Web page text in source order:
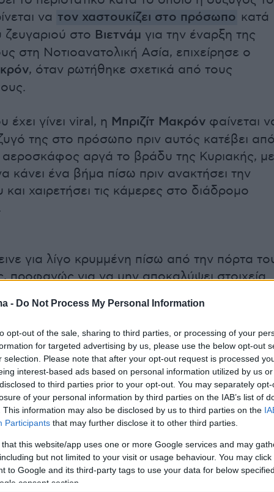
- Do Not Process My Personal Information
opt-out of the sale, sharing to third parties, or processing of your
for targeted advertising by us, please use the below opt-out
selection. Please note that after your opt-out request is processed
interest-based ads based on personal information utilized by us
to third parties prior to your opt-out. You may separately
of your personal information by third parties on the IAB’s list of
This information may also be disclosed by us to third parties on the
Participants that may further disclose it to other third parties.
that this website/app uses one or more Google services and may
but not limited to your visit or usage behaviour. You may
to Google and its third-party tags to use your data for below
consent section.
να τον χαστουκίζει στο πρόσωπο κατά
ζευγαριού στο Βιετνάμ για την έναρξη της
στη Νοτιοανατολική Ασία, επιχείρησε ο
, όταν ρωτήθηκε σχετικά από τους
έχει γίνει viral, η Μπριζίτ Μακρόν φαίνεται
της στο πρόσωπο πριν αυτός κατέβει από
αεροσκάφος αργά το βράδυ της Κυριακής, με
κάνει ένα βήμα πίσω πριν ανακτήσει την
και χαιρετήσει τις κάμερες στο διάδρομο
για λίγο κρυμμένη πίσω από την πόρτα
προφανώς για να μην αποκαλύψει στοιχεία
από το 2007, κατέβηκε στη συνέχεια μαζί
Μπριζίτνα αρνείται το χέρι του συζύγου της.
showing French President Emmanuel Macron
by his wife Brigitte as he prepared to step off a
goes viral, sparking mixed media reactions,
memes pic.twitter.com/18C6XsN3dm
(@DailySabah)May 26, 2025